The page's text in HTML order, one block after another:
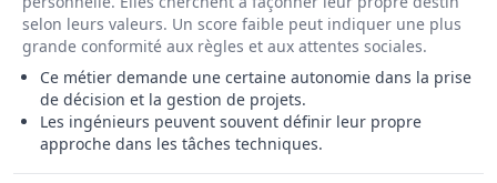
selon leurs valeurs. Un score faible peut indiquer une plus
grande conformité aux règles et aux attentes sociales.
Ce métier demande une certaine autonomie dans la prise
de décision et la gestion de projets.
Les ingénieurs peuvent souvent définir leur propre
approche dans les tâches techniques.